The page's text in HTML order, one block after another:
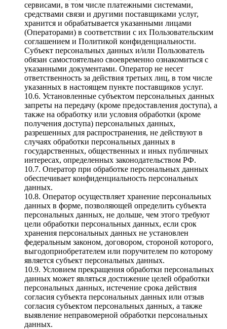
сервисами, в том числе платежными системами,
средствами связи и другими поставщиками услуг,
хранится и обрабатывается указанными лицами
(Операторами) в соответствии с их Пользовательским
соглашением и Политикой конфиденциальности.
Субъект персональных данных и/или Пользователь
обязан самостоятельно своевременно ознакомиться с
указанными документами. Оператор не несет
ответственность за действия третьих лиц, в том числе
указанных в настоящем пункте поставщиков услуг.
10.6. Установленные субъектом персональных данных
запреты на передачу (кроме предоставления доступа), а
также на обработку или условия обработки (кроме
получения доступа) персональных данных,
разрешенных для распространения, не действуют в
случаях обработки персональных данных в
государственных, общественных и иных публичных
интересах, определенных законодательством РФ.
10.7. Оператор при обработке персональных данных
обеспечивает конфиденциальность персональных
данных.
10.8. Оператор осуществляет хранение персональных
данных в форме, позволяющей определить субъекта
персональных данных, не дольше, чем этого требуют
цели обработки персональных данных, если срок
хранения персональных данных не установлен
федеральным законом, договором, стороной которого,
выгодоприобретателем или поручителем по которому
является субъект персональных данных.
10.9. Условием прекращения обработки персональных
данных может являться достижение целей обработки
персональных данных, истечение срока действия
согласия субъекта персональных данных или отзыв
согласия субъектом персональных данных, а также
выявление неправомерной обработки персональных
данных.